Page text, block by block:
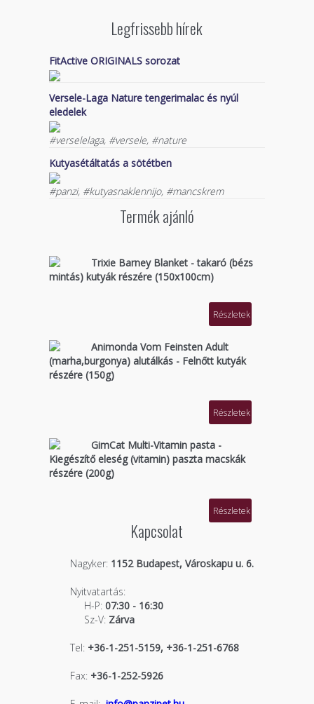
Legfrissebb hírek
FitActive ORIGINALS sorozat
Versele-Laga Nature tengerimalac és nyúl
eledelek
#verselelaga, #versele, #nature
Kutyasétáltatás a sötétben
#panzi, #kutyasnaklennijo, #mancskrem
Termék ajánló
Trixie Barney Blanket - takaró (bézs
mintás) kutyák részére (150x100cm)
Részletek
Animonda Vom Feinsten Adult
(marha,burgonya) alutálkás - Felnőtt kutyák
részére (150g)
Részletek
GimCat Multi-Vitamin pasta -
Kiegészítő eleség (vitamin) paszta macskák
részére (200g)
Részletek
Kapcsolat
Nagyker:1152 Budapest, Városkapu u. 6.
Nyitvatartás:
H-P:07:30 - 16:30
Sz-V:Zárva
Tel:+36-1-251-5159, +36-1-251-6768
Fax:+36-1-252-5926